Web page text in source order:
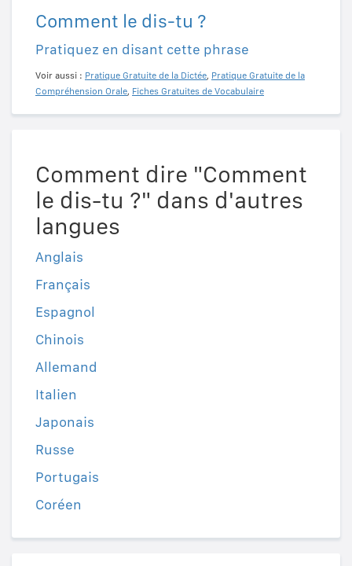
Comment le dis-tu ?
Pratiquez en disant cette phrase
Voir aussi : Pratique Gratuite de la Dictée, Pratique Gratuite de la
Compréhension Orale, Fiches Gratuites de Vocabulaire
Comment dire "Comment
le dis-tu ?" dans d'autres
langues
Anglais
Français
Espagnol
Chinois
Allemand
Italien
Japonais
Russe
Portugais
Coréen